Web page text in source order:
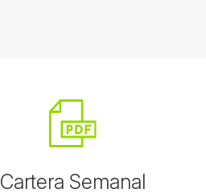
Cartera Semanal